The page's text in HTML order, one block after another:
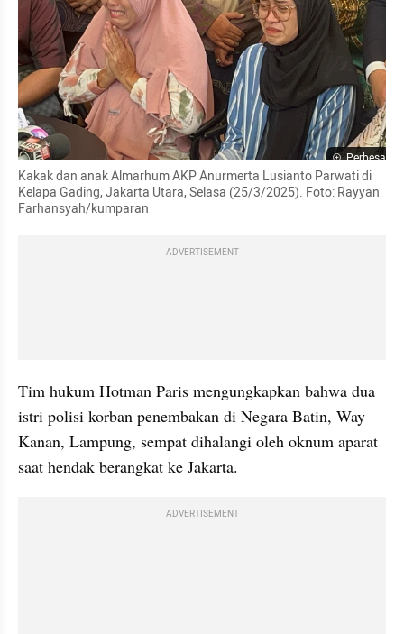
Perbesar
Kakak dan anak Almarhum AKP Anurmerta Lusianto Parwati di
Kelapa Gading, Jakarta Utara, Selasa (25/3/2025). Foto: Rayyan
Farhansyah/kumparan
ADVERTISEMENT
Tim hukum Hotman Paris mengungkapkan bahwa dua
istri polisi korban penembakan di Negara Batin, Way
Kanan, Lampung, sempat dihalangi oleh oknum aparat
saat hendak berangkat ke Jakarta.
ADVERTISEMENT